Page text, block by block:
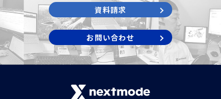
サステナビリティ
採用
資料請求
お問い合わせ